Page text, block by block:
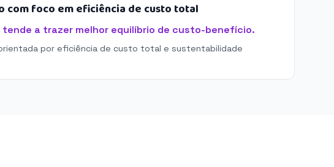
com foco em eficiência de custo total
tende a trazer melhor equilíbrio de custo-benefício.
por eficiência de custo total e sustentabilidade